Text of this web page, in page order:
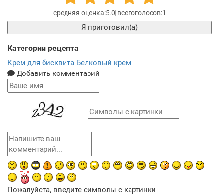
5.0 1
Я приготовил(а)
Категории рецепта
Крем для бисквита Белковый крем
Добавить комментарий
Пожалуйста, введите символы с картинки